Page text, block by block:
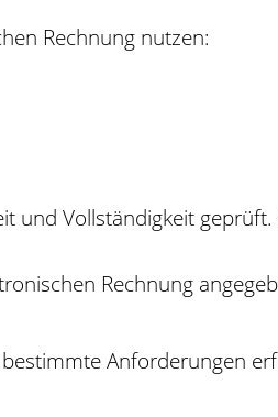
Rechnung nutzen:
und Vollständigkeit
Rechnung
Anforderungen